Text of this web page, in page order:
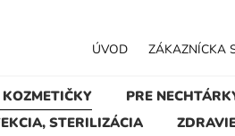
KOZMETIČKY PRE
STERILIZÁCIA
ÚVOD ZÁKAZNÍCKA